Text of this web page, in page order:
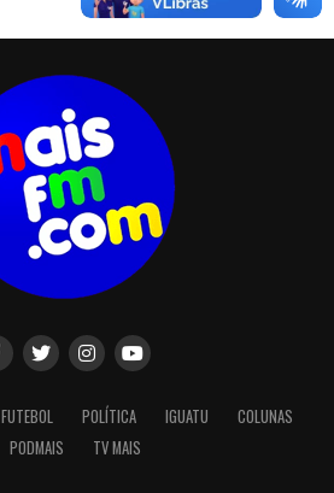
FUTEBOL POLÍTICA IGUATU
COLUNAS
PODMAIS
TV MAIS